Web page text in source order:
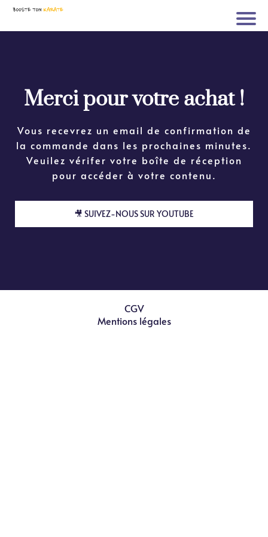
Merci pour votre achat !
Vous recevrez un email de confirmation de
la commande dans les prochaines minutes.
Veuilez vérifer votre boîte de réception
pour accéder à votre contenu.
🎥 SUIVEZ-NOUS SUR YOUTUBE
CGV
Mentions légales